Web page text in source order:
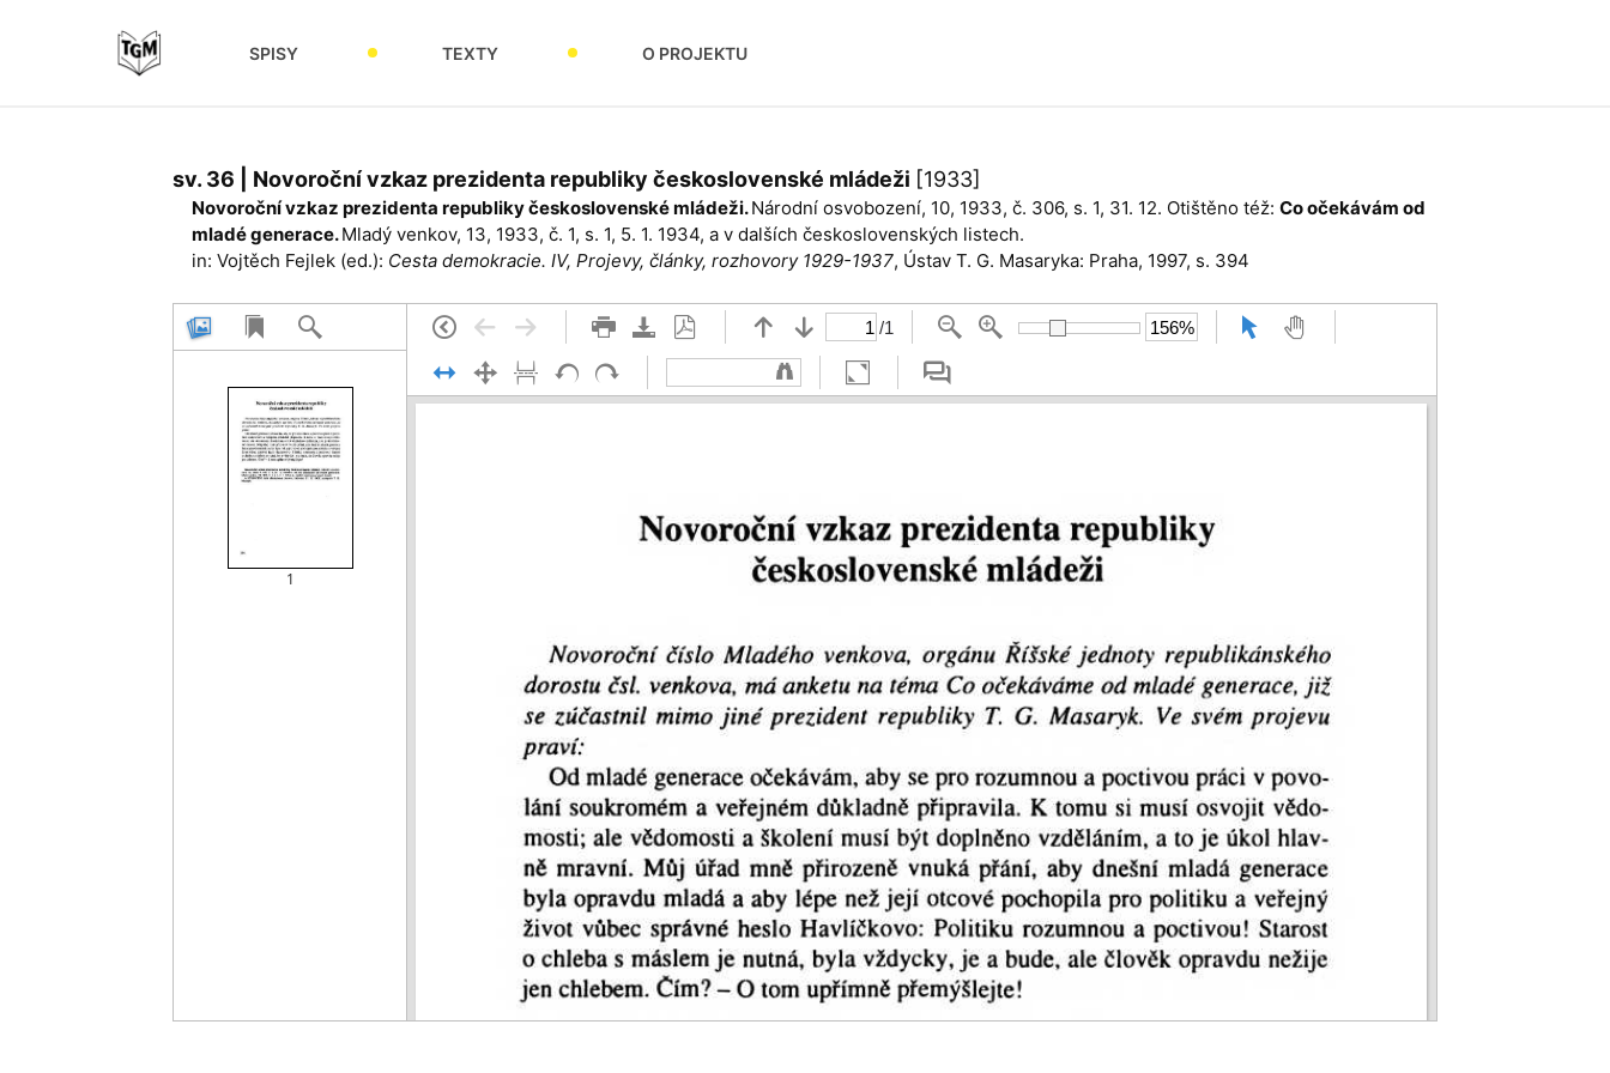
SPISY TEXTY O PROJEKTU
sv. 36 | Novoroční vzkaz prezidenta republiky československé mládeži [1933]
Novoroční vzkaz prezidenta republiky československé mládeži.Národní osvobo­zení, 10, 1933, č. 306, s. 1, 31. 12. Otištěno též: Co očekávám od
mladé generace.Mladý venkov, 13, 1933, č. 1, s. 1, 5. 1. 1934, a v dalších československých listech.
in: Vojtěch Fejlek (ed.): Cesta demokracie. IV, Projevy, články, rozhovory 1929-1937, Ústav T. G. Masaryka: Praha, 1997, s. 394